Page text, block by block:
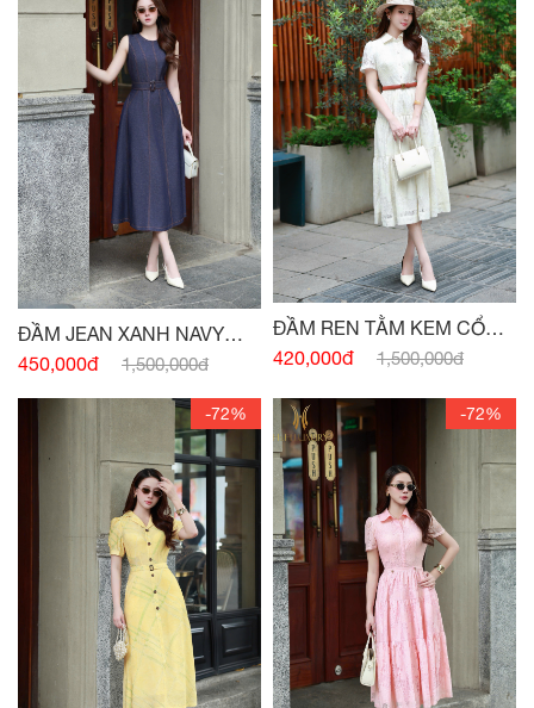
ĐẦM JEAN XANH NAVY
SÁT NÁCH ĐAI EO
450,000đ 1,500,000đ
ĐẦM REN TẰM KEM CỔ
ĐỨC
420,000đ 1,500,000đ
-72% -72%